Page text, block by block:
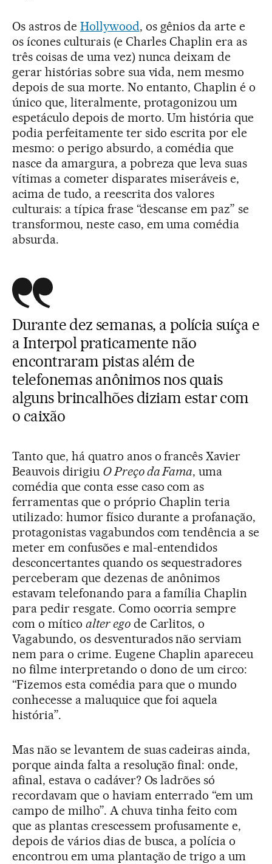
Os astros de Hollywood, os gênios da arte e
os ícones culturais (e Charles Chaplin era as
três coisas de uma vez) nunca deixam de
gerar histórias sobre sua vida, nem mesmo
depois de sua morte. No entanto, Chaplin é o
único que, literalmente, protagonizou um
espetáculo depois de morto. Um história que
podia perfeitamente ter sido escrita por ele
mesmo: o perigo absurdo, a comédia que
nasce da amargura, a pobreza que leva suas
vítimas a cometer disparates miseráveis e,
acima de tudo, a reescrita dos valores
culturais: a típica frase “descanse em paz” se
transformou, neste caso, em uma comédia
absurda.
Durante dez semanas, a polícia suíça e
a Interpol praticamente não
encontraram pistas além de
telefonemas anônimos nos quais
alguns brincalhões diziam estar com
o caixão
Tanto que, há quatro anos o francês Xavier
Beauvois dirigiu O Preço da Fama, uma
comédia que conta esse caso com as
ferramentas que o próprio Chaplin teria
utilizado: humor físico durante a profanação,
protagonistas vagabundos com tendência a se
meter em confusões e mal-entendidos
desconcertantes quando os sequestradores
perceberam que dezenas de anônimos
estavam telefonando para a família Chaplin
para pedir resgate. Como ocorria sempre
com o mítico alter egode Carlitos, o
Vagabundo, os desventurados não serviam
nem para o crime. Eugene Chaplin apareceu
no filme interpretando o dono de um circo:
“Fizemos esta comédia para que o mundo
conhecesse a maluquice que foi aquela
história”.
Mas não se levantem de suas cadeiras ainda,
porque ainda falta a resolução final: onde,
afinal, estava o cadáver? Os ladrões só
recordavam que o haviam enterrado “em um
campo de milho”. A chuva tinha feito com
que as plantas crescessem profusamente e,
depois de vários dias de busca, a polícia o
encontrou em uma plantação de trigo a um